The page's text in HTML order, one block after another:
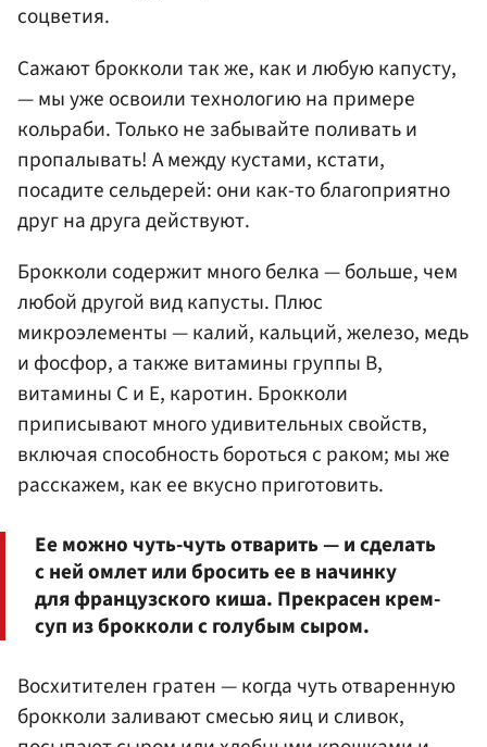
соцветия.
Сажают брокколи так же, как и любую капусту,
— мы уже освоили технологию на примере
кольраби. Только не забывайте поливать и
пропалывать! А между кустами, кстати,
посадите сельдерей: они как-то благоприятно
друг на друга действуют.
Брокколи содержит много белка — больше, чем
любой другой вид капусты. Плюс
микроэлементы — калий, кальций, железо, медь
и фосфор, а также витамины группы В,
витамины С и Е, каротин. Брокколи
приписывают много удивительных свойств,
включая способность бороться с раком; мы же
расскажем, как ее вкусно приготовить.
Ее можно чуть-чуть отварить — и сделать
с ней омлет или бросить ее в начинку
для французского киша. Прекрасен крем-
суп из брокколи с голубым сыром.
Восхитителен гратен — когда чуть отваренную
брокколи заливают смесью яиц и сливок,